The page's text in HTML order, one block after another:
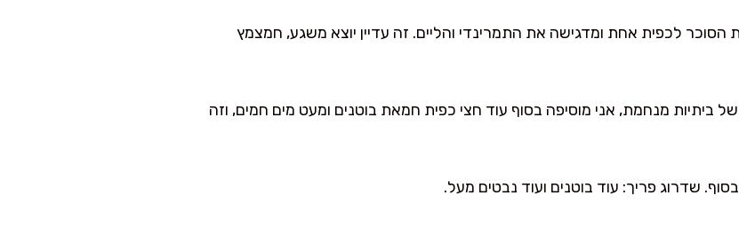
לכפית אחת ומדגישה את התמרינדי והליים. זה עדיין יוצא משגע, חמצמץ
מנחמת, אני מוסיפה בסוף עוד חצי כפית חמאת בוטנים ומעט מים חמים, וזה
שדרוג פריך: עוד בוטנים ועוד נבטים מעל.